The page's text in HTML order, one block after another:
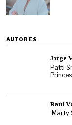
AUTORES
Jorge
Patti
Raúl
‘Marty